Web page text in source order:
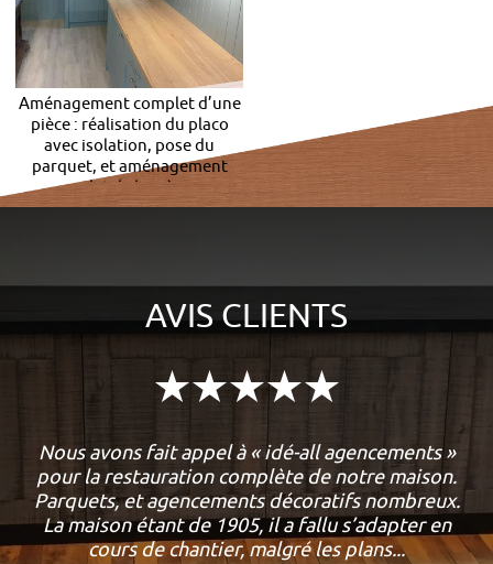
Aménagement complet d’une
pièce : réalisation du placo
avec isolation, pose du
parquet, et aménagement
complet de la pièce en
rangements
AVIS CLIENTS
Nous avons fait appel à « idé-all agencements »
pour la restauration complète de notre maison.
Parquets, et agencements décoratifs nombreux.
La maison étant de 1905, il a fallu s’adapter en
cours de chantier, malgré les plans...